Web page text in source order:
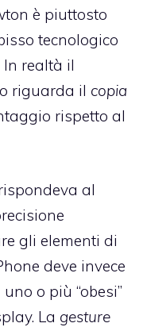
è piuttosto
tecnologico
realtà il
riguarda il copia
rispetto al
al
gli elementi di
deve invece
o più “obesi”
La gesture